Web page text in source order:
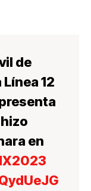
de
12
en